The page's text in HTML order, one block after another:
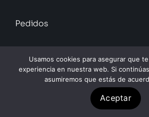
Pedidos
Direcciones
Detalles De La Cuenta
Usamos cookies para asegurar que
experiencia en nuestra web. Si
asumiremos que estás de
Aceptar